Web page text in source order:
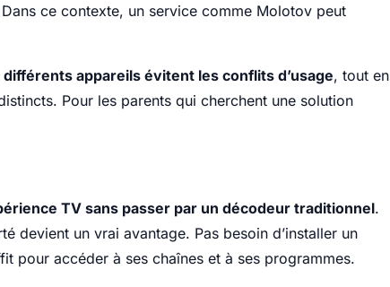
ce contexte, un service comme Molotov peut
appareils évitent les conflits d’usage, tout en
Pour les parents qui cherchent une solution
TV sans passer par un décodeur traditionnel.
devient un vrai avantage. Pas besoin d’installer un
pour accéder à ses chaînes et à ses programmes.